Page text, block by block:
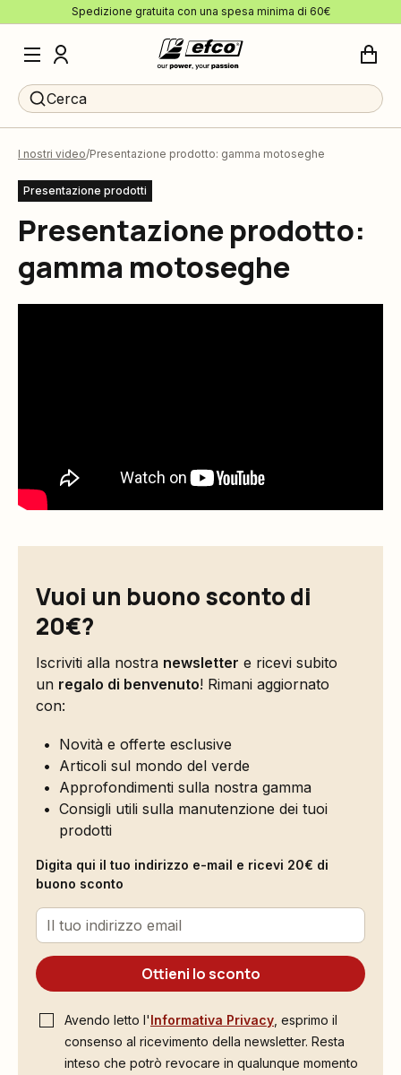
Spedizione gratuita con una spesa minima di 60€
Cerca
I nostri video Presentazione prodotto: gamma motoseghe
Presentazione prodotti
Presentazione prodotto:
gamma motoseghe
Vuoi un buono sconto di
20€?
Iscriviti alla nostra newsletter e ricevi subito
un regalo di benvenuto! Rimani aggiornato
con:
Novità e offerte esclusive
Articoli sul mondo del verde
Approfondimenti sulla nostra gamma
Consigli utili sulla manutenzione dei tuoi
prodotti
Digita qui il tuo indirizzo e-mail e ricevi 20€ di
buono sconto
Ottieni lo sconto
Avendo letto l'Informativa Privacy , esprimo il
consenso al ricevimento della newsletter. Resta
inteso che potrò revocare in qualunque momento